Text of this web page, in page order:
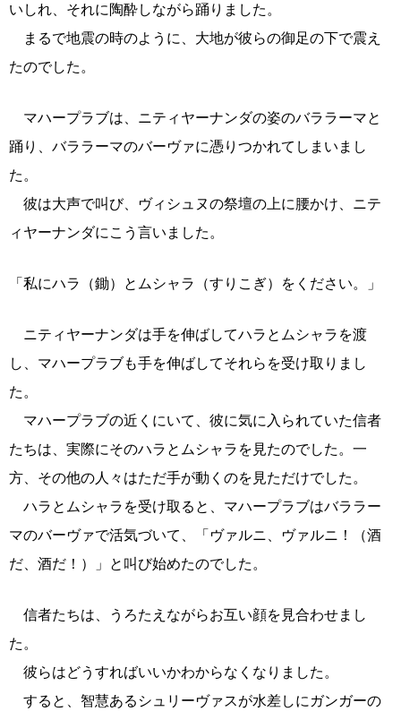
いしれ、それに陶酔しながら踊りました。
まるで地震の時のように、大地が彼らの御足の下で震え
たのでした。
マハープラブは、ニティヤーナンダの姿のバララーマと
踊り、バララーマのバーヴァに憑りつかれてしまいまし
た。
彼は大声で叫び、ヴィシュヌの祭壇の上に腰かけ、ニテ
ィヤーナンダにこう言いました。
「私にハラ（鋤）とムシャラ（すりこぎ）をください。」
ニティヤーナンダは手を伸ばしてハラとムシャラを渡
し、マハープラブも手を伸ばしてそれらを受け取りまし
た。
マハープラブの近くにいて、彼に気に入られていた信者
たちは、実際にそのハラとムシャラを見たのでした。一
方、その他の人々はただ手が動くのを見ただけでした。
ハラとムシャラを受け取ると、マハープラブはバララー
マのバーヴァで活気づいて、「ヴァルニ、ヴァルニ！（酒
だ、酒だ！）」と叫び始めたのでした。
信者たちは、うろたえながらお互い顔を見合わせまし
た。
彼らはどうすればいいかわからなくなりました。
すると、智慧あるシュリーヴァスが水差しにガンガーの